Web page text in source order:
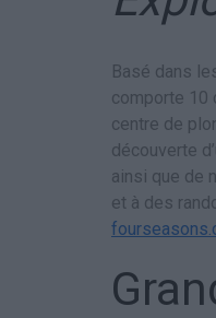
Basé dans
comporte 10
centre de
découverte
ainsi que de
et à des